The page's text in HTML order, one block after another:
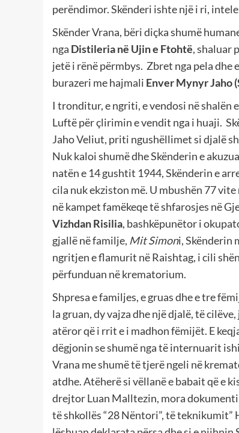
perëndimor. Skënderi ishte një i ri,
Skënder Vrana, bëri diçka shumë
nga Distileria në Ujin e Ftohtë, shaluar
jetë i rënë përmbys. Zbret nga pela dhe
burazeri me hajmali Enver Mynyr Jaho
I tronditur, e ngriti, e vendosi në shalën
Luftë për çlirimin e vendit nga i huaji.
Jaho Veliut, priti ngushëllimet si djalë
Nuk kaloi shumë dhe Skënderin e
natën e 14 gushtit 1944, Skënderin e
cila nuk ekziston më. U mbushën 77
në kampet famëkeqe të shfarosjes në
Vizhdan Risilia, bashkëpunëtor i
gjallë në familje, Mit Simoni, Skënderin
ngritjen e flamurit në Raishtag, i cili
përfunduan në krematorium.
Shpresa e familjes, e gruas dhe e tre
la gruan, dy vajza dhe një djalë, të
atëror që i rrit e i madhon fëmijët. E
dëgjonin se shumë nga të internuarit
Vrana me shumë të tjerë ngeli në
atdhe. Atëherë si vëllanë e babait që e
drejtor Luan Malltezin, mora
të shkollës “28 Nëntori”, të teknikumit”